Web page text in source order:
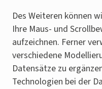
Des Weiteren können
Ihre Maus- und
aufzeichnen. Ferner
verschiedene
Datensätze zu
Technologien bei der